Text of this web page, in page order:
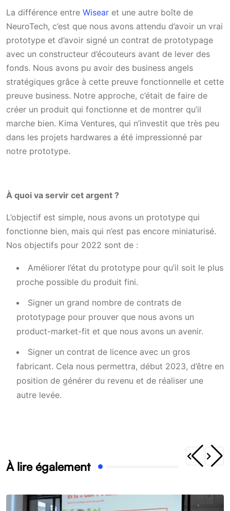
La différence entre Wisear et une autre boîte de
NeuroTech, c’est que nous avons attendu d’avoir un vrai
prototype et d’avoir signé un contrat de prototypage
avec un constructeur d’écouteurs avant de lever des
fonds. Nous avons pu avoir des business angels
stratégiques grâce à cette preuve fonctionnelle et cette
preuve business. Notre approche, c’était de faire de
créer un produit qui fonctionne et de montrer qu’il
marche bien. Kima Ventures, qui n’investit que très peu
dans les projets hardwares a été impressionné par
notre prototype.
À quoi va servir cet argent ?
L’objectif est simple, nous avons un prototype qui
fonctionne bien, mais qui n’est pas encore miniaturisé.
Nos objectifs pour 2022 sont de :
Améliorer l’état du prototype pour qu’il soit le plus
proche possible du produit fini.
Signer un grand nombre de contrats de
prototypage pour prouver que nous avons un
product-market-fit et que nous avons un avenir.
Signer un contrat de licence avec un gros
fabricant. Cela nous permettra, début 2023, d’être en
position de générer du revenu et de réaliser une
autre levée.
À lire également